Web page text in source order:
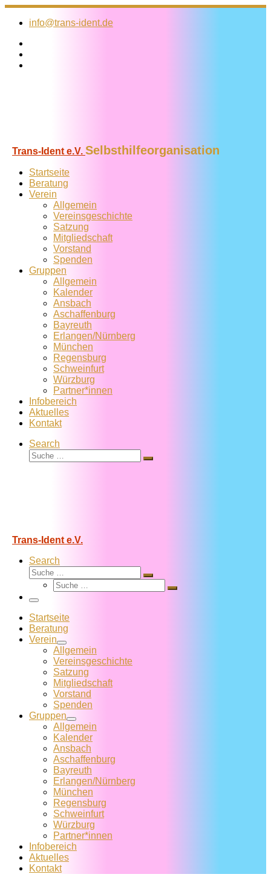
Zum
Inhalt
info@trans-ident.de
Trans-Ident e.V. Selbsthilfeorganisation
Startseite
Beratung
Verein
Allgemein
Vereins­geschichte
Satzung
Mitglied­schaft
Vorstand
Spenden
Gruppen
Allgemein
Kalender
Ansbach
Aschaffenburg
Bayreuth
Erlangen/Nürnberg
München
Regensburg
Schweinfurt
Würzburg
Partner*innen
Infobereich
Aktuelles
Kontakt
Search
Suche
Suche
Trans-Ident e.V.
Search
Suche
Suche
Suche
Suche
Menü
Startseite
Beratung
Verein
Allgemein
Vereins­geschichte
Satzung
Mitglied­schaft
Vorstand
Spenden
Gruppen
Allgemein
Kalender
Ansbach
Aschaffenburg
Bayreuth
Erlangen/Nürnberg
München
Regensburg
Schweinfurt
Würzburg
Partner*innen
Infobereich
Aktuelles
Kontakt